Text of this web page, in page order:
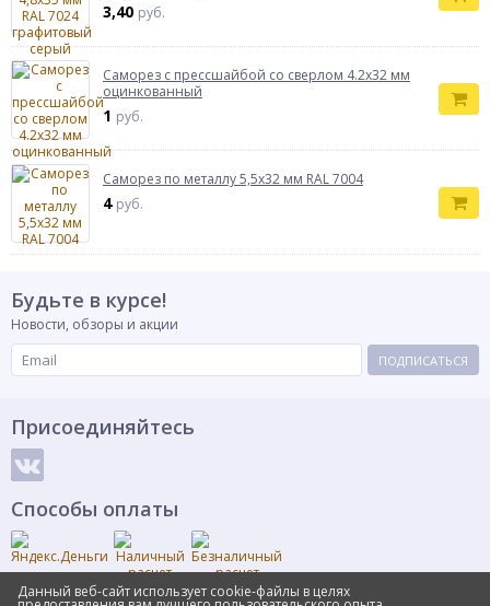
3,40 руб.
Саморез с прессшайбой со сверлом 4.2x32 мм
оцинкованный
1 руб.
Саморез по металлу 5,5х32 мм RAL 7004
4 руб.
Будьте в курсе!
Новости, обзоры и акции
ПОДПИСАТЬСЯ
Присоединяйтесь
Способы оплаты
Данный веб-сайт использует cookie-файлы в целях